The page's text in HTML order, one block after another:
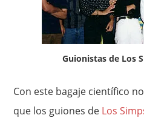
Guionistas de Los
Con este bagaje científico
que los guiones de Los